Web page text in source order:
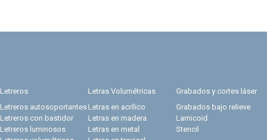
Letreros
Letreros autosoportantes
Letreros con bastidor
Letreros luminosos
Letras Volumétricas
Letras en acrílico
Letras en madera
Letras en metal
Grabados y cortes láser
Grabados bajo relieve
Lamicoid
Stencil